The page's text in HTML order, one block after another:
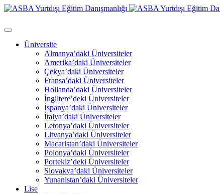
Üniversite
Almanya’daki Üniversiteler
Amerika’daki Üniversiteler
Çekya’daki Üniversiteler
Fransa’daki Üniversiteler
Hollanda’daki Üniversiteler
İngiltere’deki Üniversiteler
İspanya’daki Üniversiteler
İtalya’daki Üniversiteler
Letonya’daki Üniversiteler
Litvanya’daki Üniversiteler
Macaristan’daki Üniversiteler
Polonya’daki Üniversiteler
Portekiz’deki Üniversiteler
Slovakya’daki Üniversiteler
Yunanistan’daki Üniversiteler
Lise